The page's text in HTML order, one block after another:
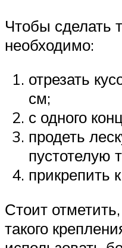
Чтобы сделать
необходимо:
отрезать
см;
с одного
продеть
пустотелую
прикрепить
Стоит
такого